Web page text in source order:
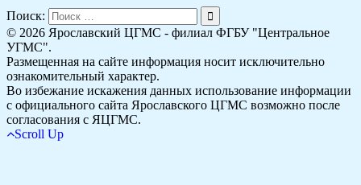
Поиск:
© 2026 Ярославский ЦГМС - филиал ФГБУ "Центральное
УГМС".
Размещенная на сайте информация носит исключительно
ознакомительный характер.
Во избежание искажения данных использование информации
с официального сайта Ярославского ЦГМС возможно после
согласования с ЯЦГМС.
Scroll Up